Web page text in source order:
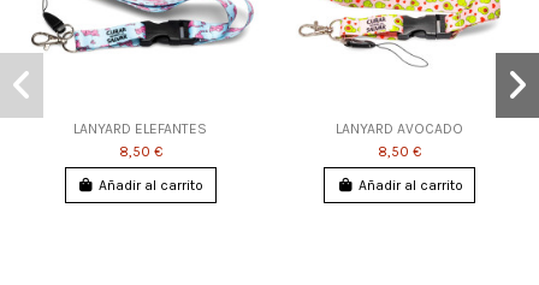
LANYARD ELEFANTES
8,50 €
Añadir al carrito
LANYARD AVOCADO
8,50 €
Añadir al carrito